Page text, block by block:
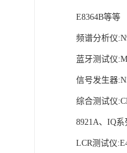
E8364B等等
频谱分析仪
蓝牙测试仪
信号发生器
综合测试仪
8921A、IQ系
LCR测试仪